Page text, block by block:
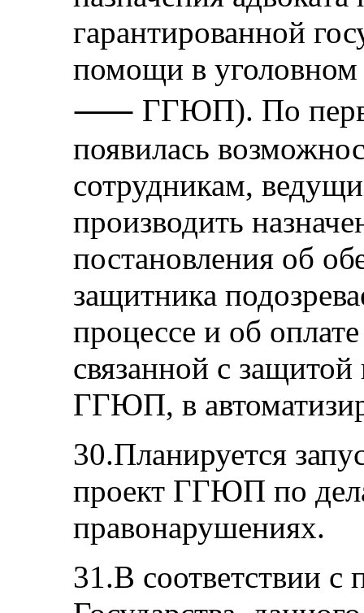
гарантированной
помощи в уголовном
⸺ ГГЮП). По
появилась
сотрудникам,
производить
постановления об
защитника
процессе и об
связанной с
ГГЮП, в
30.Планируется
проект ГГЮП по
правонарушениях.
31.В соответствии с